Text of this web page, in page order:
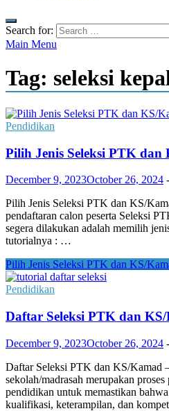
Search for:
Main Menu
Tag: seleksi
Pendidikan
Pilih Jenis Seleksi PTK dan
December 9, 2023October 26, 2024 -
Pilih Jenis Seleksi PTK dan KS/
pendaftaran calon peserta Seleksi
segera dilakukan adalah memilih
tutorialnya : …
Pilih Jenis Seleksi PTK dan KS/
Pendidikan
Daftar Seleksi PTK dan
December 9, 2023October 26, 2024 -
Daftar Seleksi PTK dan KS/Kamad
sekolah/madrasah merupakan
pendidikan untuk memastikan
kualifikasi, keterampilan, dan